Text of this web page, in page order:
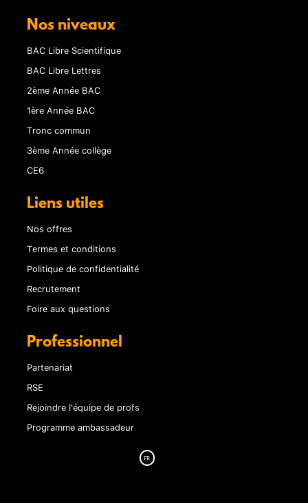
Nos niveaux
BAC Libre Scientifique
BAC Libre Lettres
2ème Année BAC
1ère Année BAC
Tronc commun
3ème Année collège
CE6
Liens utiles
Nos offres
Termes et conditions
Politique de confidentialité
Recrutement
Foire aux questions
Professionnel
Partenariat
RSE
Rejoindre l'équipe de profs
Programme ambassadeur